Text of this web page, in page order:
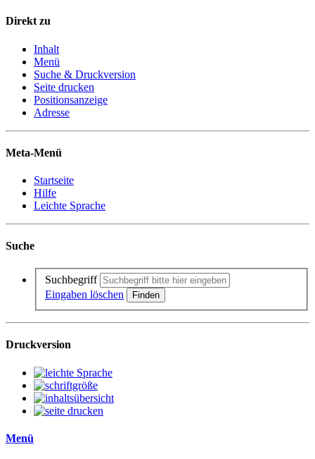
Direkt zu
Inhalt
Menü
Suche & Druckversion
Seite drucken
Positionsanzeige
Adresse
Meta-Menü
Startseite
Hilfe
Leichte Sprache
Suche
Suchbegriff
Eingaben löschen
Druckversion
Menü